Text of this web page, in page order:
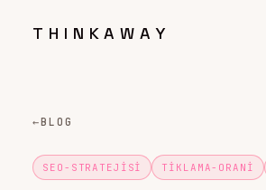
THINKAWAY
←BLOG
SEO-STRATEJISI TIKLAMA-ORANI